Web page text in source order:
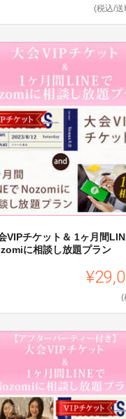
(税込/送
VIPチケット＆ 1ヶ月間
に相談し放題プラン
(